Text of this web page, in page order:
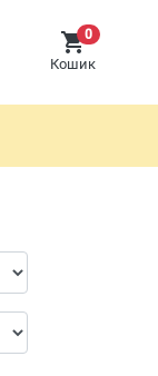
0
Кошик